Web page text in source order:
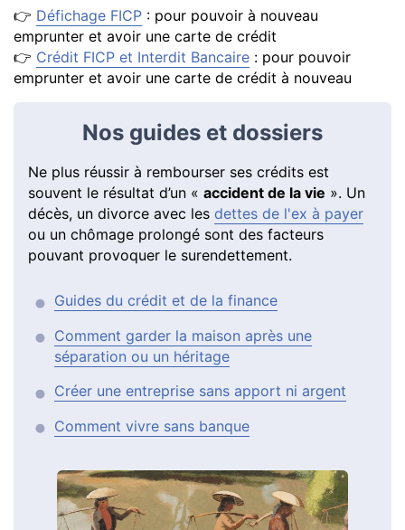
👉 Défichage FICP : pour pouvoir à nouveau
emprunter et avoir une carte de crédit
👉 Crédit FICP et Interdit Bancaire : pour pouvoir
emprunter et avoir une carte de crédit à nouveau
Nos guides et dossiers
Ne plus réussir à rembourser ses crédits est
souvent le résultat d’un « accident de la vie ». Un
décès, un divorce avec les dettes de l'ex à payer
ou un chômage prolongé sont des facteurs
pouvant provoquer le surendettement.
Guides du crédit et de la finance
Comment garder la maison après une
séparation ou un héritage
Créer une entreprise sans apport ni argent
Comment vivre sans banque